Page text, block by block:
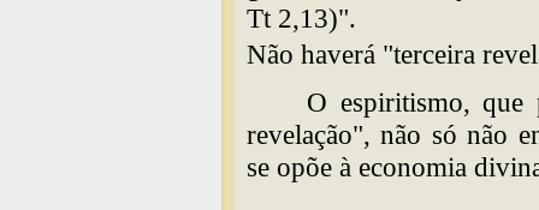
Tt 2,13)".
Não haverá "terceira
O espiritismo, que
revelação", não só não
se opõe à economia